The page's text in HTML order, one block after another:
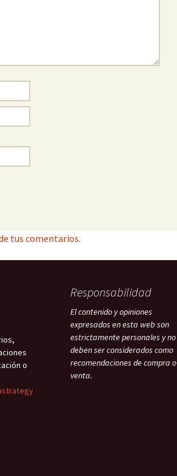
tus comentarios.
o
Responsabilidad
El contenido y opiniones
expresados en esta web son
estrictamente personales y no
deben ser considerados como
recomendaciones de compra o
venta.